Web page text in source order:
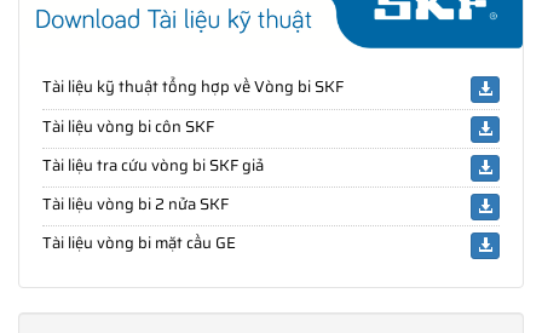
Tài liệu kỹ thuật tổng hợp về Vòng bi SKF
Tài liệu vòng bi côn SKF
Tài liệu tra cứu vòng bi SKF giả
Tài liệu vòng bi 2 nửa SKF
Tài liệu vòng bi mặt cầu GE